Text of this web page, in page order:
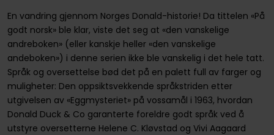
En vandring gjennom Norges Donald-historie! Da tittelen «På
godt norsk» ble klar, viste det seg at «den vanskelige
andreboken» (eller kanskje heller «den vanskelige
andeboken») i denne serien ikke ble vanskelig i det hele tatt.
Språk og oversettelse bød det på en palett full av farger og
muligheter: Den oppsiktsvekkende språkstriden etter
utgivelsen av «Eggmysteriet» på vossamål i 1963, hvordan
Donald Duck & Co garanterte foreldre godt språk ved å
utstyre oversetterne Helene C. Kløvstad og Vivi Aagaard